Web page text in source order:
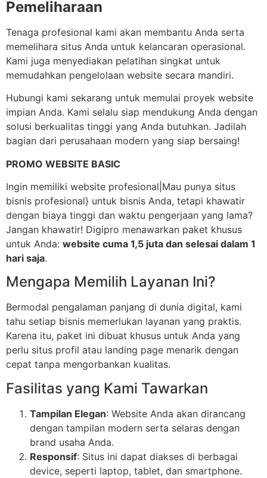
Pemeliharaan
Tenaga profesional kami akan membantu Anda serta
memelihara situs Anda untuk kelancaran operasional.
Kami juga menyediakan pelatihan singkat untuk
memudahkan pengelolaan website secara mandiri.
Hubungi kami sekarang untuk memulai proyek website
impian Anda. Kami selalu siap mendukung Anda dengan
solusi berkualitas tinggi yang Anda butuhkan. Jadilah
bagian dari perusahaan modern yang siap bersaing!
PROMO WEBSITE BASIC
Ingin memiliki website profesional|Mau punya situs
bisnis profesional} untuk bisnis Anda, tetapi khawatir
dengan biaya tinggi dan waktu pengerjaan yang lama?
Jangan khawatir! Digipro menawarkan paket khusus
untuk Anda: website cuma 1,5 juta dan selesai dalam 1
hari saja.
Mengapa Memilih Layanan Ini?
Bermodal pengalaman panjang di dunia digital, kami
tahu setiap bisnis memerlukan layanan yang praktis.
Karena itu, paket ini dibuat khusus untuk Anda yang
perlu situs profil atau landing page menarik dengan
cepat tanpa mengorbankan kualitas.
Fasilitas yang Kami Tawarkan
Tampilan Elegan: Website Anda akan dirancang
dengan tampilan modern serta selaras dengan
brand usaha Anda.
Responsif: Situs ini dapat diakses di berbagai
device, seperti laptop, tablet, dan smartphone.